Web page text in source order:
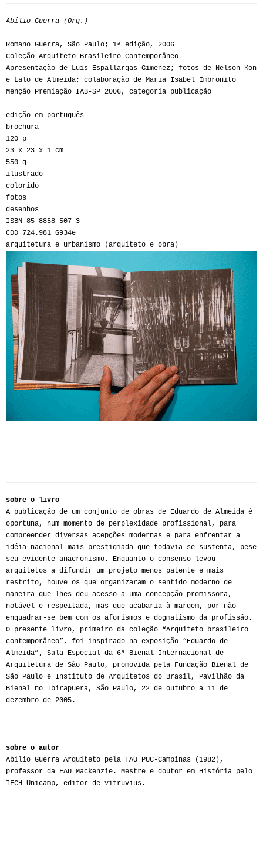
Abílio Guerra (Org.)
Romano Guerra, São Paulo; 1ª edição, 2006
Coleção Arquiteto Brasileiro Contemporâneo
Apresentação de Luis Espallargas Gimenez; fotos de Nelson Kon
e Lalo de Almeida; colaboração de Maria Isabel Imbronito
Menção Premiação IAB-SP 2006, categoria publicação
edição em português
brochura
120 p
23 x 23 x 1 cm
550 g
ilustrado
colorido
fotos
desenhos
ISBN 85-8858-507-3
CDD 724.981 G934e
arquitetura e urbanismo (arquiteto e obra)
sobre o livro
A publicação de um conjunto de obras de Eduardo de Almeida é
oportuna, num momento de perplexidade profissional, para
compreender diversas acepções modernas e para enfrentar a
idéia nacional mais prestigiada que todavia se sustenta, pese
seu evidente anacronismo. Enquanto o consenso levou
arquitetos a difundir um projeto menos patente e mais
restrito, houve os que organizaram o sentido moderno de
maneira que lhes deu acesso a uma concepção promissora,
notável e respeitada, mas que acabaria à margem, por não
enquadrar-se bem com os aforismos e dogmatismo da profissão.
O presente livro, primeiro da coleção “Arquiteto brasileiro
contemporâneo”, foi inspirado na exposição “Eduardo de
Almeida”, Sala Especial da 6ª Bienal Internacional de
Arquitetura de São Paulo, promovida pela Fundação Bienal de
São Paulo e Instituto de Arquitetos do Brasil, Pavilhão da
Bienal no Ibirapuera, São Paulo, 22 de outubro a 11 de
dezembro de 2005.
sobre o autor
Abilio Guerra Arquiteto pela FAU PUC-Campinas (1982),
professor da FAU Mackenzie. Mestre e doutor em História pelo
IFCH-Unicamp, editor de vitruvius.